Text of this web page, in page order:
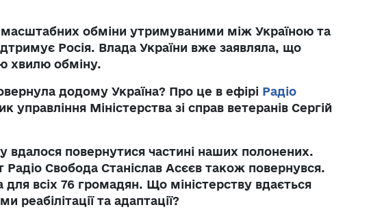
масштабних обміни утримуваними між Україною та
Росія. Влада України вже заявляла, що
хвилю обміну.
додому Україна? Про це в ефірі Радіо
управління Міністерства зі справ ветеранів Сергій
вдалося повернутися частині наших полонених.
Свобода Станіслав Асєєв також повернувся.
всіх 76 громадян. Що міністерству вдається
та адаптації?